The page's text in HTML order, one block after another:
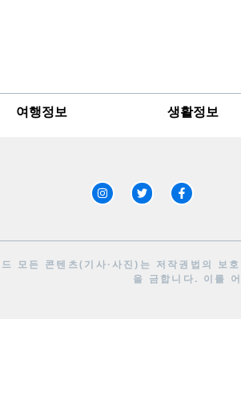
여행정보 생활정보
모든 콘텐츠(기사·사진)는 저작권법의 보
을 금합니다. 이를